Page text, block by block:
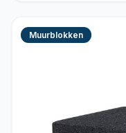
Muurblokken